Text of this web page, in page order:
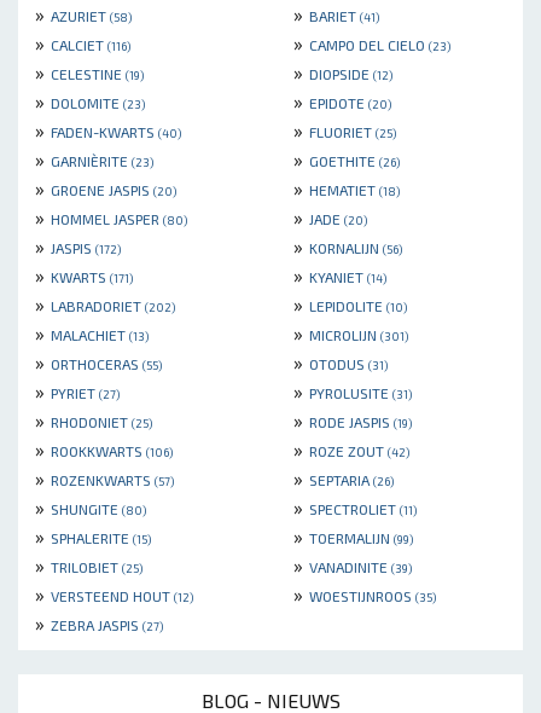
» AZURIET (58) » BARIET (41)
» CALCIET (116) » CAMPO DEL CIELO (23)
» CELESTINE (19) » DIOPSIDE (12)
» DOLOMITE (23) » EPIDOTE (20)
» FADEN-KWARTS (40) » FLUORIET (25)
» GARNIÈRITE (23) » GOETHITE (26)
» GROENE JASPIS (20) » HEMATIET (18)
» HOMMEL JASPER (80) » JADE (20)
» JASPIS (172) » KORNALIJN (56)
» KWARTS (171) » KYANIET (14)
» LABRADORIET (202) » LEPIDOLITE (10)
» MALACHIET (13) » MICROLIJN (301)
» ORTHOCERAS (55) » OTODUS (31)
» PYRIET (27) » PYROLUSITE (31)
» RHODONIET (25) » RODE JASPIS (19)
» ROOKKWARTS (106) » ROZE ZOUT (42)
» ROZENKWARTS (57) » SEPTARIA (26)
» SHUNGITE (80) » SPECTROLIET (11)
» SPHALERITE (15) » TOERMALIJN (99)
» TRILOBIET (25) » VANADINITE (39)
» VERSTEEND HOUT (12) » WOESTIJNROOS (35)
» ZEBRA JASPIS (27)
BLOG - NIEUWS